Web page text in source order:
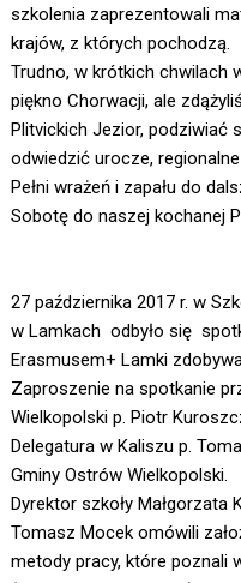
szkolenia zaprezentowali
krajów, z których pochodzą.
Trudno, w krótkich chwilach
piękno Chorwacji, ale
Plitvickich Jezior, podziwiać
odwiedzić urocze,
Pełni wrażeń i zapału do
Sobotę do naszej
27 października 2017 r. w
w Lamkach odbyło się
Erasmusem+ Lamki
Zaproszenie na spotkanie
Wielkopolski p. Piotr
Delegatura w Kaliszu p.
Gminy Ostrów Wielkopolski.
Dyrektor szkoły
Tomasz Mocek omówili
metody pracy, które poznali